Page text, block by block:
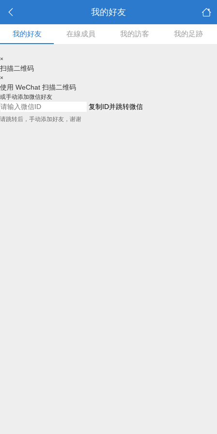
我的好友
我的好友 在線成員 我的訪客 我的足跡
×
扫描二维码
×
使用 WeChat 扫描二维码
或手动添加微信好友
复制ID并跳转微信
请跳转后，手动添加好友，谢谢